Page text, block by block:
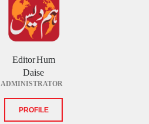
Editor Hum
Daise
ADMINISTRATOR
PROFILE